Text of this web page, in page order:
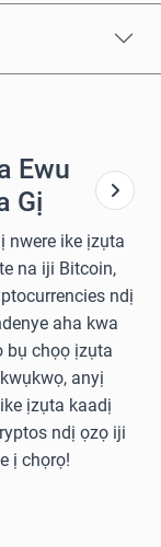
Ewu
Gị
nwere ike ịzụta
na iji Bitcoin,
ndị
aha kwa
bụ chọọ ịzụta
anyị
ịzụta kaadị
ndị ọzọ iji
ị chọrọ!